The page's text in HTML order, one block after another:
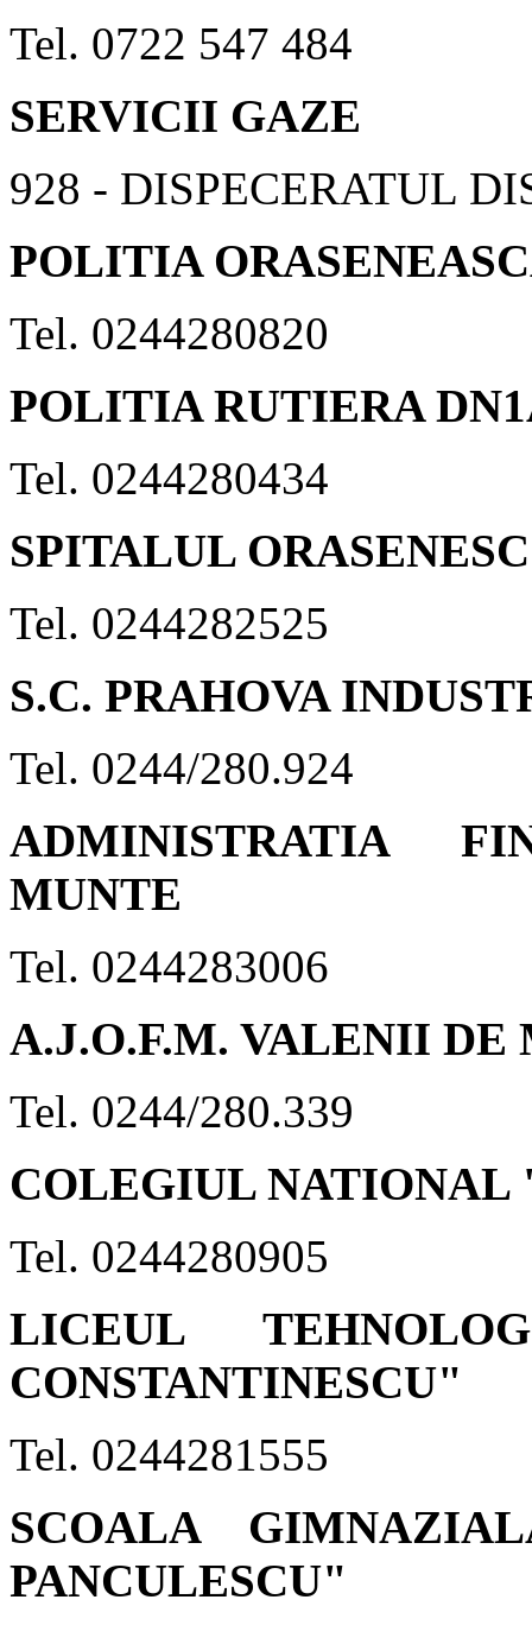
Tel. 0722 547 484
SERVICII GAZE
928 - DISPECERATUL
POLITIA
Tel. 0244280820
POLITIA RUTIERA
Tel. 0244280434
SPITALUL ORASENESC
Tel. 0244282525
S.C. PRAHOVA
Tel. 0244/280.924
ADMINISTRATIA
MUNTE
Tel. 0244283006
A.J.O.F.M. VALENII DE
Tel. 0244/280.339
COLEGIUL
Tel. 0244280905
LICEUL
CONSTANTINESCU"
Tel. 0244281555
SCOALA
PANCULESCU"